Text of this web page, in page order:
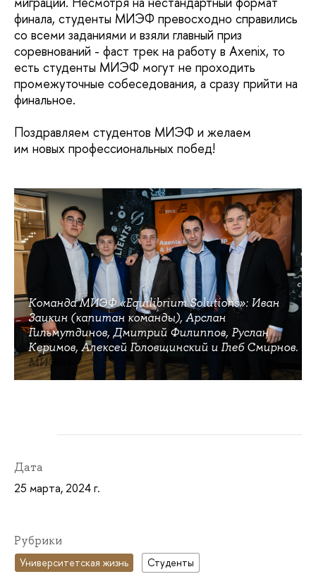
финала, студенты МИЭФ превосходно справились
со всеми заданиями и взяли главный приз
соревнований - фаст трек на работу в Axenix, то
есть студенты МИЭФ могут не проходить
промежуточные собеседования, а сразу прийти на
финальное.
Поздравляем студентов МИЭФ и желаем
им новых профессиональных побед!
Команда МИЭФ «Equilibrium Solutions»: Иван
Заикин (капитан команды), Арслан
Гильмутдинов, Дмитрий Филиппов, Руслан
Керимов, Алексей Головщинский и Глеб Смирнов.
МИЭФ
Дата
25 марта, 2024 г.
Рубрики
Университетская жизнь Студенты